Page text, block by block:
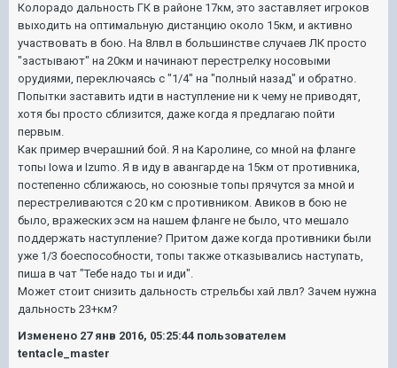
Колорадо дальность ГК в районе 17км, это заставляет игроков
выходить на оптимальную дистанцию около 15км, и активно
участвовать в бою. На 8лвл в большинстве случаев ЛК просто
"застывают" на 20км и начинают перестрелку носовыми
орудиями, переключаясь с "1/4" на "полный назад" и обратно.
Попытки заставить идти в наступление ни к чему не приводят,
хотя бы просто сблизится, даже когда я предлагаю пойти
первым.
Как пример вчерашний бой. Я на Каролине, со мной на фланге
топы Iowa и Izumo. Я в иду в авангарде на 15км от противника,
постепенно сближаюсь, но союзные топы прячутся за мной и
перестреливаются с 20 км с противником. Авиков в бою не
было, вражеских эсм на нашем фланге не было, что мешало
поддержать наступление? Притом даже когда противники были
уже 1/3 боеспособности, топы также отказывались наступать,
пиша в чат "Тебе надо ты и иди".
Может стоит снизить дальность стрельбы хай лвл? Зачем нужна
дальность 23+км?
Изменено 27 янв 2016, 05:25:44 пользователем
tentacle_master